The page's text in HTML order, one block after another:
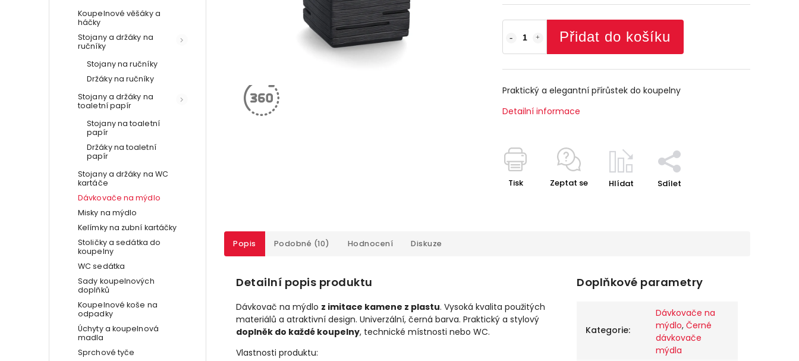
Koupelnové věšáky a
háčky
Stojany a držáky na
ručníky
Stojany na ručníky
Držáky na ručníky
Stojany a držáky na
toaletní papír
Stojany na toaletní
papír
Držáky na toaletní
papír
Stojany a držáky na WC
kartáče
Dávkovače na mýdlo
Misky na mýdlo
Kelímky na zubní kartáčky
Stoličky a sedátka do
koupelny
WC sedátka
Sady koupelnových
doplňků
Koupelnové koše na
odpadky
Úchyty a koupelnová
madla
Sprchové tyče
Přidat do košíku
Praktický a elegantní přírůstek do koupelny
Detailní informace
Tisk Zeptat se Hlídat Sdílet
Popis Podobné (10) Hodnocení Diskuze
Detailní popis produktu
Dávkovač na mýdlo z imitace kamene z plastu. Vysoká kvalita použitých
materiálů a atraktivní design. Univerzální, černá barva. Praktický a stylový
doplněk do každé koupelny, technické místnosti nebo WC.
Vlastnosti produktu:
Doplňkové parametry
Kategorie:
Dávkovače na
mýdlo,Černé
dávkovače
mýdla